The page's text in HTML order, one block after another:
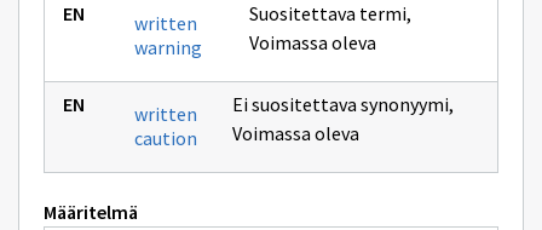
written
warning
Suositettava termi,
Voimassa oleva
written
caution
Ei suositettava synonyymi,
Voimassa oleva
Määritelmä